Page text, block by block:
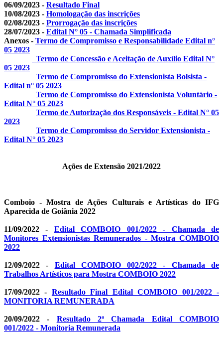
06/09/2023 - Resultado Final
10/08/2023 - Homologação das inscrições
02/08/2023 - Prorrogação das inscrições
28/07/2023 - Edital N° 05 - Chamada Simplificada
Anexos - Termo de Compromisso e Responsabilidade Edital n°
05 2023
Termo de Concessão e Aceitação de Auxílio Edital N°
05 2023
Termo de Compromisso do Extensionista Bolsista -
Edital n° 05 2023
Termo de Compromisso do Extensionista Voluntário -
Edital N° 05 2023
Termo de Autorização dos Responsáveis - Edital N° 05
2023
Termo de Compromisso do Servidor Extensionista -
Edital N° 05 2023
Ações de Extensão 2021/2022
Comboio - Mostra de Ações Culturais e Artísticas do IFG
Aparecida de Goiânia 2022
11/09/2022 - Edital COMBOIO 001/2022 - Chamada de
Monitores Extensionistas Remunerados - Mostra COMBOIO
2022
12/09/2022 - Edital COMBOIO 002/2022 - Chamada de
Trabalhos Artísticos para Mostra COMBOIO 2022
17/09/2022 - Resultado Final Edital COMBOIO 001/2022 -
MONITORIA REMUNERADA
20/09/2022 - Resultado 2ª Chamada Edital COMBOIO
001/2022 - Monitoria Remunerada